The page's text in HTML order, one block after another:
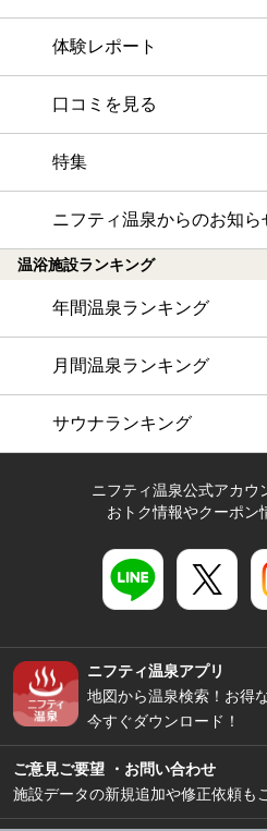
体験レポート
口コミを見る
特集
ニフティ温泉からのお知ら
温浴施設ランキング
年間温泉ランキング
月間温泉ランキング
サウナランキング
ニフティ温泉公式アカウ
おトク情報やクーポン
ニフティ温泉アプリ
地図から温泉検索！お得
今すぐダウンロード！
ご意見ご要望 ・お問い合わせ
施設データの新規追加や修正依頼も